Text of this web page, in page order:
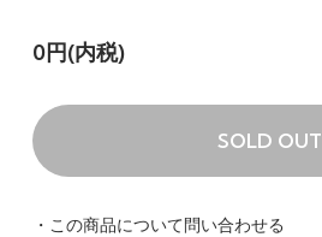
0円(内税)
SOLD OUT
・この商品について問い合わせる